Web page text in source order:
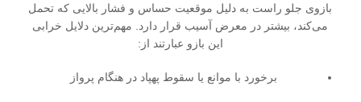
بازوی جلو راست به دلیل موقعیت حساس و فشار بالایی که تحمل
می‌کند، بیشتر در معرض آسیب قرار دارد. مهم‌ترین دلایل خرابی
این بازو عبارتند از:
برخورد با موانع یا سقوط پهپاد در هنگام پرواز